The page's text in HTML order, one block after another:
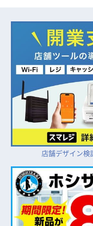
店舗デザイン検